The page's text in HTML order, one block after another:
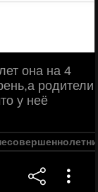
она на 4
родители
у неё